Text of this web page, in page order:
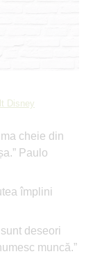
Disney
cheie din
Paulo
împlini
deseori
muncă.”